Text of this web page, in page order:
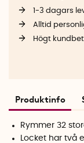
1-3 dagars
Alltid
Högt
Produktinfo
Rymmer 32
Locket har två